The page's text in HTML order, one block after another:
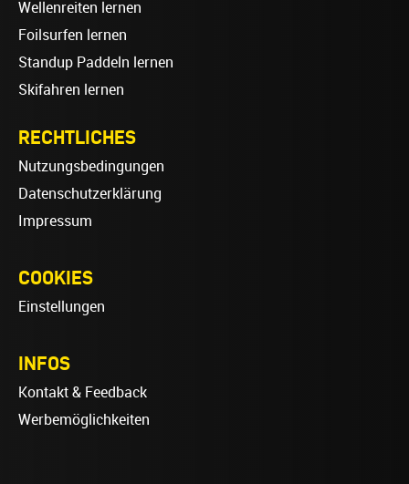
Wellenreiten lernen
Foilsurfen lernen
Standup Paddeln lernen
Skifahren lernen
RECHTLICHES
Nutzungsbedingungen
Datenschutzerklärung
Impressum
COOKIES
Einstellungen
INFOS
Kontakt & Feedback
Werbemöglichkeiten